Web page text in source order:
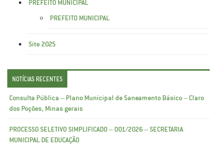
PREFEITO MUNICIPAL
PREFEITO MUNICIPAL
Site 2025
NOTÍCIAS RECENTES
Consulta Pública – Plano Municipal de Saneamento Básico – Claro
dos Poções, Minas gerais
PROCESSO SELETIVO SIMPLIFICADO – 001/2026 – SECRETARIA
MUNICIPAL DE EDUCAÇÃO